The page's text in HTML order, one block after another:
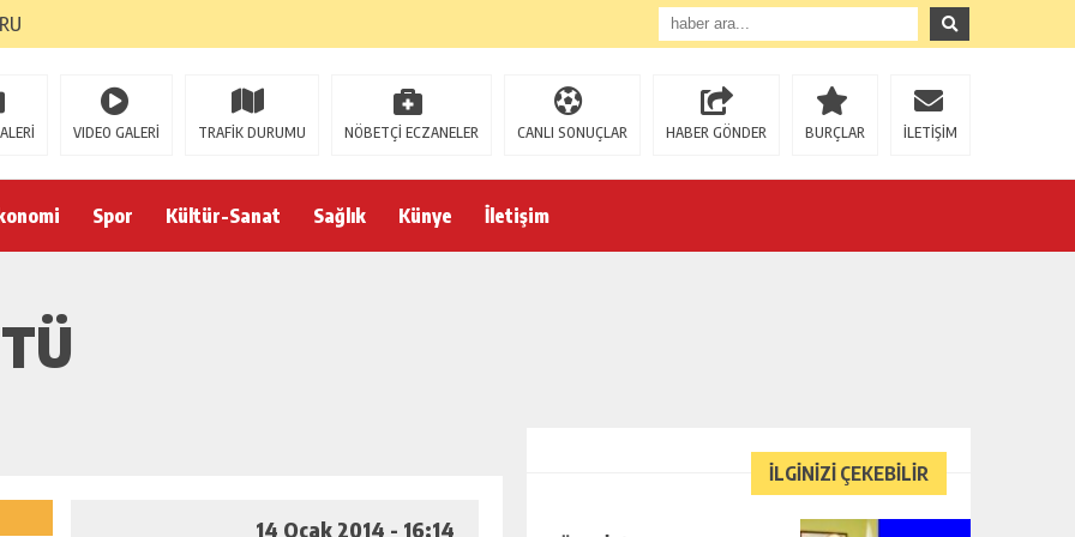
ZİYARET
PROJESİ DAHA
VIDEO GALERİ TRAFİK DURUMU NÖBETÇİ ECZANELER CANLI SONUÇLAR HABER GÖNDER BURÇLAR İLETİŞİM
Spor Kültür-Sanat Sağlık Künye İletişim
14 Ocak 2014 - 16:14
İLGİNİZİ ÇEKEBİLİR